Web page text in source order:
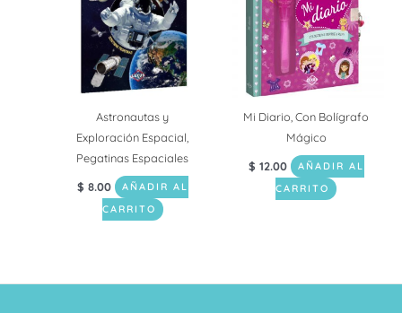
Astronautas y
Exploración Espacial,
Pegatinas Espaciales
$ 8.00
AÑADIR AL
CARRITO
Mi Diario, Con Bolígrafo
Mágico
$ 12.00
AÑADIR AL
CARRITO